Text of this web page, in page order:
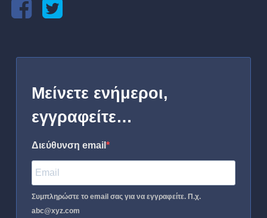
Μείνετε ενήμεροι,
εγγραφείτε…
Διεύθυνση email
Συμπληρώστε το email σας για να εγγραφείτε. Π.χ.
abc@xyz.com